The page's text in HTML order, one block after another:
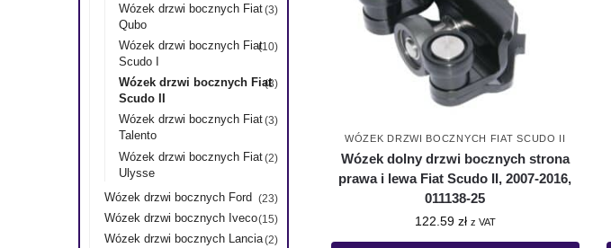
WÓZEK DRZWI BOCZNYCH FIAT SCUDO II
Wózek dolny drzwi bocznych strona
prawa i lewa Fiat Scudo II, 2007-2016,
011138-25
122.59 zł z VAT
Wózek drzwi bocznych Fiat
Qubo
(3)
Wózek drzwi bocznych Fiat
Scudo I
(10)
Wózek drzwi bocznych Fiat
Scudo II
(8)
Wózek drzwi bocznych Fiat
Talento
(3)
Wózek drzwi bocznych Fiat
Ulysse
(2)
Wózek drzwi bocznych Ford (23)
Wózek drzwi bocznych Iveco(15)
Wózek drzwi bocznych Lancia(2)